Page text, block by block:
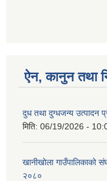
ऐन, कानुन तथा
दुध तथा दुग्धजन्य उत्पादन
मिति: 06/19/2026 -
खानीखोला गाउँपालिकाको
२०८०